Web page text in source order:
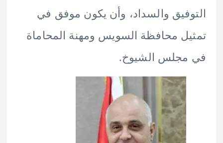
والسداد، وأن يكون موفق في
محافظة السويس ومهنة المحاماة
الشيوخ.